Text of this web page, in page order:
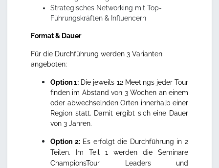
Strategisches Networking mit Top-
Führungskräften & Influencern
Format & Dauer
Für die Durchführung werden 3 Varianten
angeboten:
Option 1: Die jeweils 12 Meetings jeder Tour
finden im Abstand von 3 Wochen an einem
oder abwechselnden Orten innerhalb einer
Region statt. Damit ergibt sich eine Dauer
von 3 Jahren.
Option 2: Es erfolgt die Durchführung in 2
Teilen. Im Teil 1 werden die Seminare
ChampionsTour Leaders und